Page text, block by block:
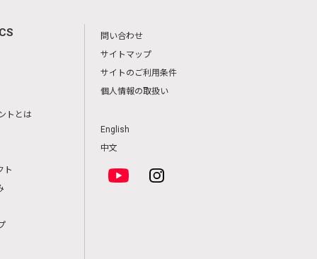
トとは
ト
問い合わせ
サイトマップ
サイトのご利用条件
個人情報の取扱い
English
中文